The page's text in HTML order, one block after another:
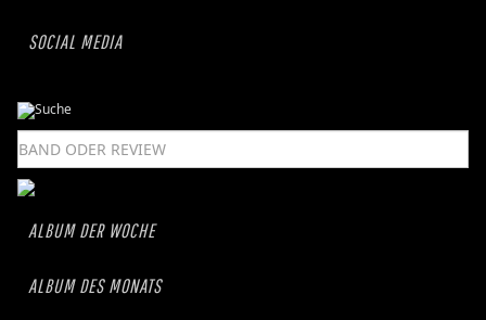
SOCIAL MEDIA
ALBUM DER WOCHE
ALBUM DES MONATS